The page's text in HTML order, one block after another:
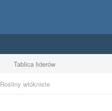
Tablica liderów
Rośliny włókniste